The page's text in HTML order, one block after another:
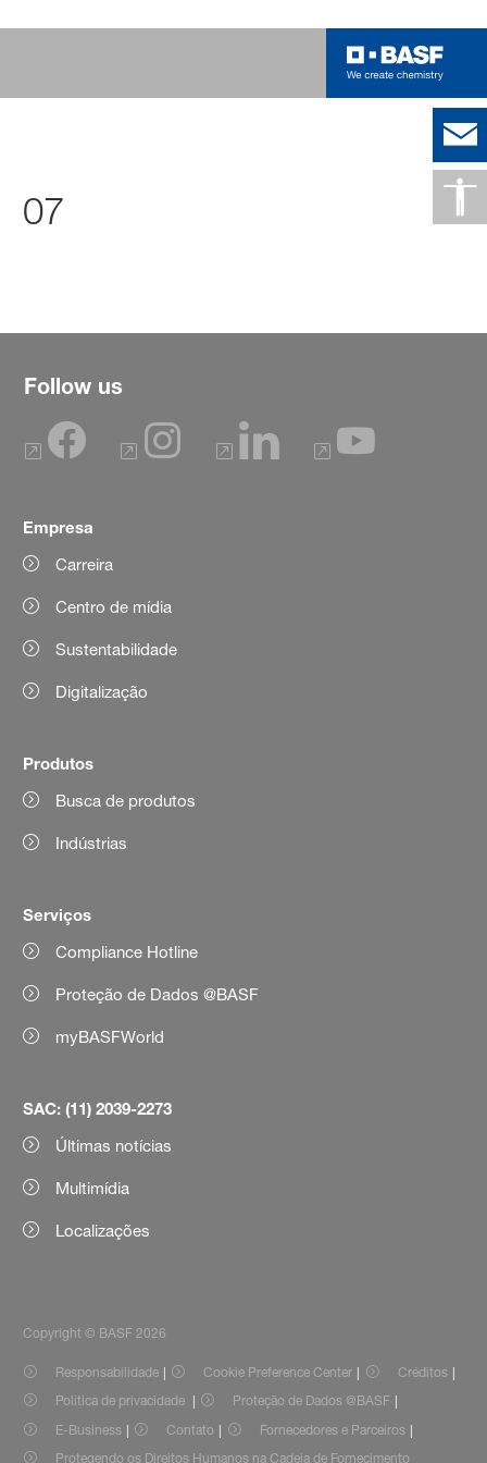
07
Follow us
Empresa
Carreira
Centro de mídia
Sustentabilidade
Digitalização
Produtos
Busca de produtos
Indústrias
Serviços
Compliance Hotline
Proteção de Dados @BASF
myBASFWorld
SAC: (11) 2039-2273
Últimas notícias
Multimídia
Localizações
Copyright © BASF 2026
Responsabilidade Cookie Preference Center
Créditos
Política de privacidade
Proteção de Dados @BASF
E-Business
Contato
Fornecedores e Parceiros
Protegendo os Direitos Humanos na Cadeia de Fornecimento